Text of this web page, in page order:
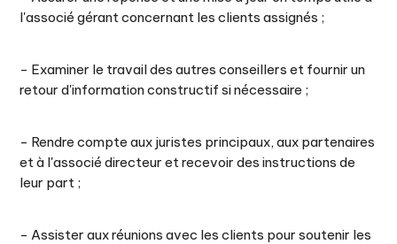
l'associé gérant concernant les clients assignés ;
- Examiner le travail des autres conseillers et fournir un
retour d'information constructif si nécessaire ;
- Rendre compte aux juristes principaux, aux partenaires
et à l'associé directeur et recevoir des instructions de
leur part ;
- Assister aux réunions avec les clients pour soutenir les